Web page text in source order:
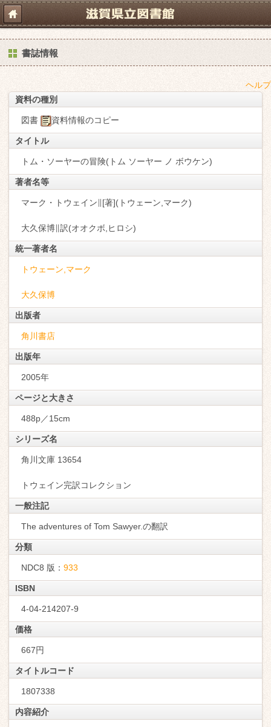
書誌情報
ヘルプ
資料の種別
図書 資料情報のコピー
タイトル
トム・ソーヤーの冒険(トム ソーヤー ノ ボウケン)
著者名等
マーク・トウェイン∥[著](トウェーン,マーク)
大久保博∥訳(オオクボ,ヒロシ)
統一著者名
トウェーン,マーク
大久保博
出版者
角川書店
出版年
2005年
ページと大きさ
488p／15cm
シリーズ名
角川文庫 13654
トウェイン完訳コレクション
一般注記
The adventures of Tom Sawyer.の翻訳
分類
NDC8 版： 933
ISBN
4-04-214207-9
価格
667円
タイトルコード
1807338
内容紹介